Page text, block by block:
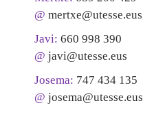
@ mertxe@utesse.eus
Javi: 660 998 390
@ javi@utesse.eus
Josema: 747 434 135
@ josema@utesse.eus